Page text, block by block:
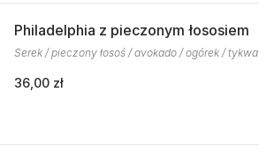
Philadelphia z pieczonym łososiem
Serek / pieczony łosoś / avokado / ogórek / tykwa
36,00 zł